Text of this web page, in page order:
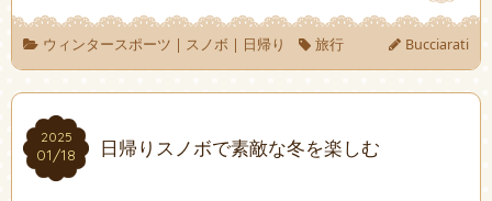
ウィンタースポーツ | スノボ | 日帰り 旅行 Bucciarati
2025
01/18
2025
01/18 日帰りスノボで素敵な冬を楽しむ